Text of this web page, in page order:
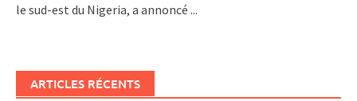
le sud-est du Nigeria, a annoncé ...
ARTICLES RÉCENTS